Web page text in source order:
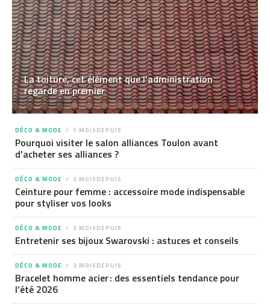
La toiture, cet élément que l’administration
regarde en premier
DÉCO & MODE 1 MOISDEPUIS
Pourquoi visiter le salon alliances Toulon avant
d’acheter ses alliances ?
DÉCO & MODE 3 MOISDEPUIS
Ceinture pour femme : accessoire mode indispensable
pour styliser vos looks
DÉCO & MODE 3 MOISDEPUIS
Entretenir ses bijoux Swarovski : astuces et conseils
DÉCO & MODE 3 MOISDEPUIS
Bracelet homme acier : des essentiels tendance pour
l’été 2026